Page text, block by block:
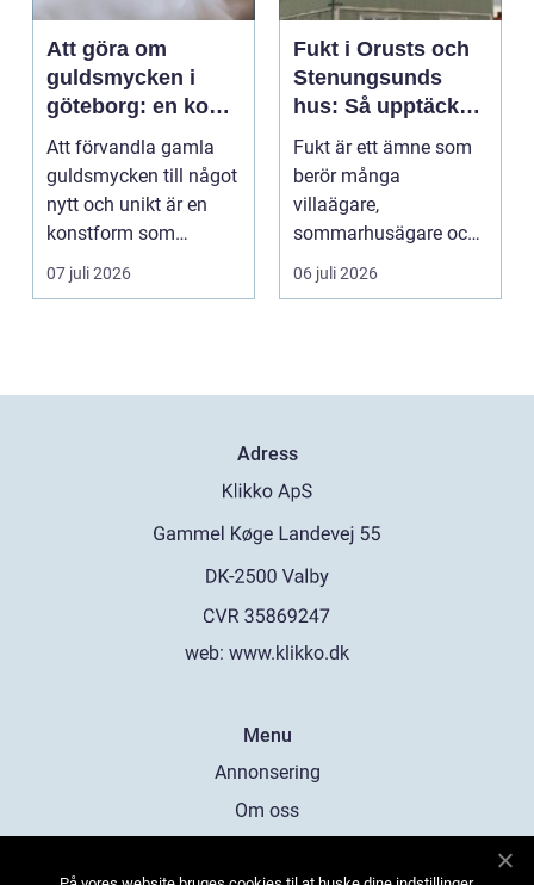
Att göra om
guldsmycken i
göteborg: en konst
att förnya det
gamla
Att förvandla gamla
guldsmycken till något
nytt och unikt är en
konstform som
kombinerar
traditionel...
07 juli 2026
Fukt i Orusts och
Stenungsunds
hus: Så upptäcker
och åtgärdar du
problemet
Fukt är ett ämne som
berör många
villaägare,
sommarhusägare och
bosta...
06 juli 2026
Adress
web: www.klikko.dk
Menu
Annonsering
Om oss